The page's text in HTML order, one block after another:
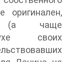
(а чаще
своих